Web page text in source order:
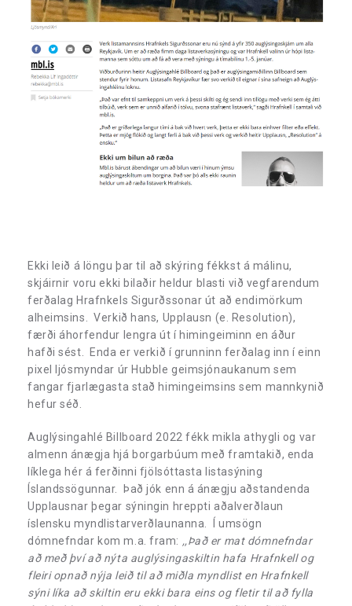
Ekki leið á löngu þar til að skýring fékkst á málinu,
skjáirnir voru ekki bilaðir heldur blasti við vegfarendum
ferðalag Hrafnkels Sigurðssonar út að endimörkum
alheimsins. Verkið hans, Upplausn (e. Resolution),
færði áhorfendur lengra út í himingeiminn en áður
hafði sést. Enda er verkið í grunninn ferðalag inn í einn
pixel ljósmyndar úr Hubble geimsjónaukanum sem
fangar fjarlægasta stað himingeimsins sem mannkynið
hefur séð.
Auglýsingahlé Billboard 2022 fékk mikla athygli og var
almenn ánægja hjá borgarbúum með framtakið, enda
líklega hér á ferðinni fjölsóttasta listasýning
Íslandssögunnar. Það jók enn á ánægju aðstandenda
Upplausnar þegar sýningin hreppti aðalverðlaun
íslensku myndlistarverðlaunanna. Í umsögn
dómnefndar kom m.a. fram: ,,Það er mat dómnefndar
að með því að nýta auglýsingaskiltin hafa Hrafnkell og
fleiri opnað nýja leið til að miðla myndlist en Hrafnkell
sýni líka að skiltin eru ekki bara eins og fletir til að fylla